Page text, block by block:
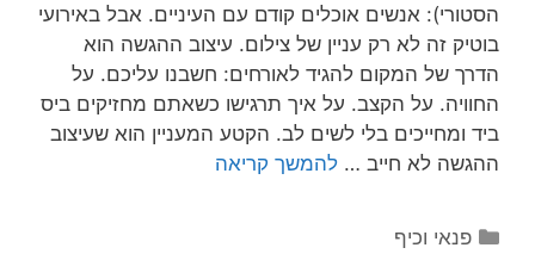
הסטורי): אנשים אוכלים קודם עם העיניים. אבל באירועי
בוטיק זה לא רק עניין של צילום. עיצוב ההגשה הוא
הדרך של המקום להגיד לאורחים: חשבנו עליכם. על
החוויה. על הקצב. על איך תרגישו כשאתם מחזיקים ביס
ביד ומחייכים בלי לשים לב. הקטע המעניין הוא שעיצוב
ההגשה לא חייב … להמשך קריאה
קטגוריות
פנאי וכיף